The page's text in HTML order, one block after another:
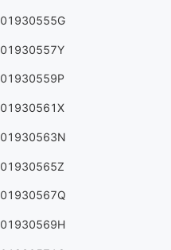
01930555G
01930557Y
01930559P
01930561X
01930563N
01930565Z
01930567Q
01930569H